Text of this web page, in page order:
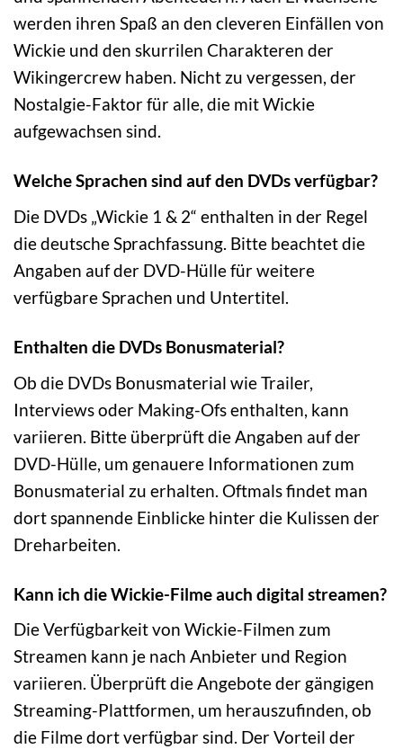
werden ihren Spaß an den cleveren Einfällen von
Wickie und den skurrilen Charakteren der
Wikingercrew haben. Nicht zu vergessen, der
Nostalgie-Faktor für alle, die mit Wickie
aufgewachsen sind.
Welche Sprachen sind auf den DVDs verfügbar?
Die DVDs „Wickie 1 & 2“ enthalten in der Regel
die deutsche Sprachfassung. Bitte beachtet die
Angaben auf der DVD-Hülle für weitere
verfügbare Sprachen und Untertitel.
Enthalten die DVDs Bonusmaterial?
Ob die DVDs Bonusmaterial wie Trailer,
Interviews oder Making-Ofs enthalten, kann
variieren. Bitte überprüft die Angaben auf der
DVD-Hülle, um genauere Informationen zum
Bonusmaterial zu erhalten. Oftmals findet man
dort spannende Einblicke hinter die Kulissen der
Dreharbeiten.
Kann ich die Wickie-Filme auch digital streamen?
Die Verfügbarkeit von Wickie-Filmen zum
Streamen kann je nach Anbieter und Region
variieren. Überprüft die Angebote der gängigen
Streaming-Plattformen, um herauszufinden, ob
die Filme dort verfügbar sind. Der Vorteil der